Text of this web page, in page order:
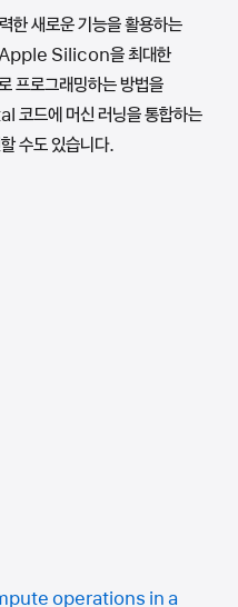
새로운 기능을 활용하는
Apple Silicon을 최대한
프로그래밍하는 방법을
드에 머신 러닝을 통합하는
수도 있습니다.
operations in a